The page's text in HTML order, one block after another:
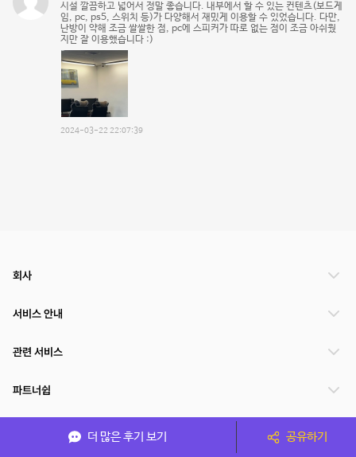
시설 깔끔하고 넓어서 정말 좋습니다. 내부에서 할 수 있는 컨텐츠(보드게
임, pc, ps5, 스위치 등)가 다양해서 재밌게 이용할 수 있었습니다. 다만,
난방이 약해 조금 쌀쌀한 점, pc에 스피커가 따로 없는 점이 조금 아쉬웠
지만 잘 이용했습니다 :)
2024-03-22 22:07:39
더 많은 후기 보기 공유하기
회사
서비스 안내
관련 서비스
파트너쉽
서비스 제공 국가